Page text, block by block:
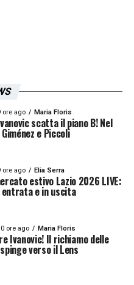
ore ago Maria Floris
scatta il piano B! Nel
e Piccoli
ore ago Elia Serra
estivo Lazio 2026 LIVE:
e in uscita
ore ago Maria Floris
Ivanovic! Il richiamo delle
verso il Lens